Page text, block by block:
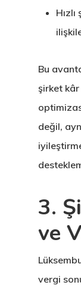
Bu
şirket kâr
değil,
3.
ve
vergi